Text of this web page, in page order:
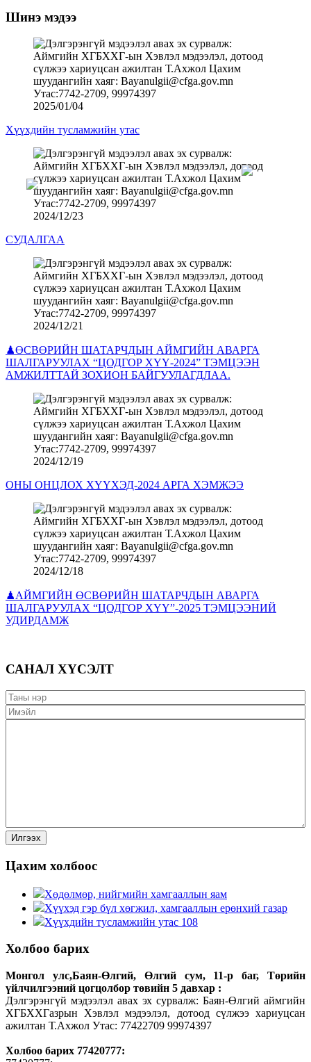
Шинэ мэдээ
2025/01/04
Хүүхдийн тусламжийн утас
2024/12/23
СУДАЛГАА
2024/12/21
♟ӨСВӨРИЙН ШАТАРЧДЫН АЙМГИЙН АВАРГА
ШАЛГАРУУЛАХ “ЦОДГОР ХҮҮ-2024” ТЭМЦЭЭН
АМЖИЛТТАЙ ЗОХИОН БАЙГУУЛАГДЛАА.
2024/12/19
ОНЫ ОНЦЛОХ ХҮҮХЭД-2024 АРГА ХЭМЖЭЭ
2024/12/18
♟АЙМГИЙН ӨСВӨРИЙН ШАТАРЧДЫН АВАРГА
ШАЛГАРУУЛАХ “ЦОДГОР ХҮҮ”-2025 ТЭМЦЭЭНИЙ
УДИРДАМЖ
САНАЛ ХҮСЭЛТ
Цахим холбоос
Хөдөлмөр, нийгмийн хамгааллын яам
Хүүхэд гэр бүл хөгжил, хамгааллын ерөнхий газар
Хүүхдийн тусламжийн утас 108
Холбоо барих
Монгол улс,Баян-Өлгий, Өлгий сум, 11-р баг, Төрийн
үйлчилгээний цогцолбор төвийн 5 давхар :
Дэлгэрэнгүй мэдээлэл авах эх сурвалж: Баян-Өлгий аймгийн
ХГБХХГазрын Хэвлэл мэдээлэл, дотоод сүлжээ хариуцсан
ажилтан Т.Ахжол Утас: 77422709 99974397
Холбоо барих 77420777: